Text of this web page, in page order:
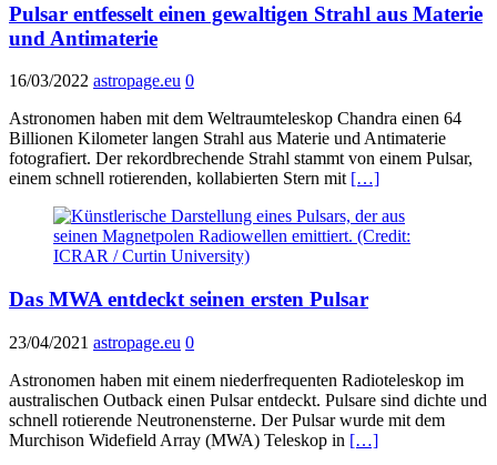
Pulsar entfesselt einen gewaltigen Strahl aus Materie
und Antimaterie
16/03/2022 astropage.eu 0
Astronomen haben mit dem Weltraumteleskop Chandra einen 64
Billionen Kilometer langen Strahl aus Materie und Antimaterie
fotografiert. Der rekordbrechende Strahl stammt von einem Pulsar,
einem schnell rotierenden, kollabierten Stern mit […]
Das MWA entdeckt seinen ersten Pulsar
23/04/2021 astropage.eu 0
Astronomen haben mit einem niederfrequenten Radioteleskop im
australischen Outback einen Pulsar entdeckt. Pulsare sind dichte und
schnell rotierende Neutronensterne. Der Pulsar wurde mit dem
Murchison Widefield Array (MWA) Teleskop in […]